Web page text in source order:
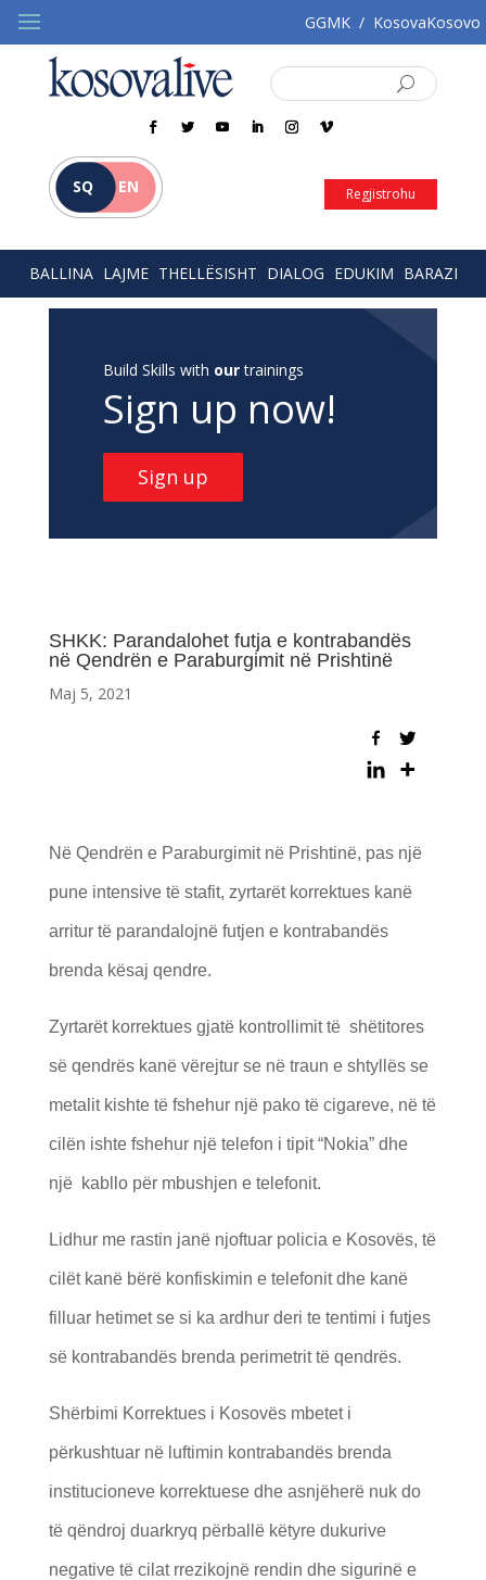
GGMK / KosovaKosovo
SQ EN Regjistrohu
BALLINA LAJME THELLËSISHT DIALOG EDUKIM BARAZI
Build Skills with ourtrainings
Sign up now!
Sign up
SHKK: Parandalohet futja e kontrabandës
në Qendrën e Paraburgimit në Prishtinë
Maj 5, 2021
Në Qendrën e Paraburgimit në Prishtinë, pas një
pune intensive të stafit, zyrtarët korrektues kanë
arritur të parandalojnë futjen e kontrabandës
brenda kësaj qendre.
Zyrtarët korrektues gjatë kontrollimit të shëtitores
së qendrës kanë vërejtur se në traun e shtyllës se
metalit kishte të fshehur një pako të cigareve, në të
cilën ishte fshehur një telefon i tipit “Nokia” dhe
një kabllo për mbushjen e telefonit.
Lidhur me rastin janë njoftuar policia e Kosovës, të
cilët kanë bërë konfiskimin e telefonit dhe kanë
filluar hetimet se si ka ardhur deri te tentimi i futjes
së kontrabandës brenda perimetrit të qendrës.
Shërbimi Korrektues i Kosovës mbetet i
përkushtuar në luftimin kontrabandës brenda
institucioneve korrektuese dhe asnjëherë nuk do
të qëndroj duarkryq përballë këtyre dukurive
negative të cilat rrezikojnë rendin dhe sigurinë e